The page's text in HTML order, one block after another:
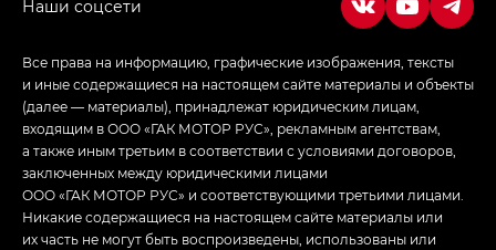
Все права на информацию, графические изображения, тексты
и иные содержащиеся на настоящем сайте материалы и объекты
(далее — материалы), принадлежат юридическим лицам,
входящим в ООО «ГАК МОТОР РУС», рекламным агентствам,
а также иным третьим в соответствии с условиями договоров,
заключенных между юридическими лицами
ООО «ГАК МОТОР РУС» и соответствующими третьими лицами.
Никакие содержащиеся на настоящем сайте материалы или
их часть не могут быть воспроизведены, использованы или